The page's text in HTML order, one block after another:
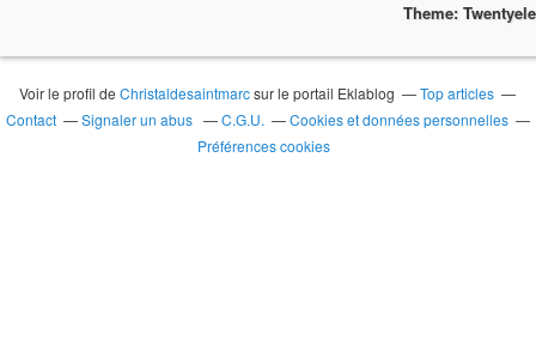
Theme:
Voir le profil deChristaldesaintmarcsur le portail Eklablog
Top articles
Contact
Signaler un abus C.G.U.
Cookies et données personnelles
Préférences cookies